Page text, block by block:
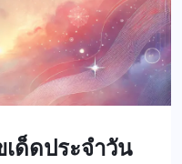
ด็ดประจำวัน